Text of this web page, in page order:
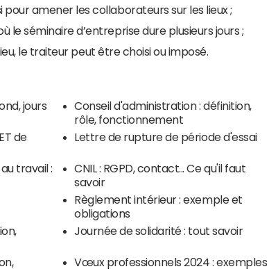
amener les collaborateurs sur les lieux ;
le séminaire d’entreprise dure plusieurs jours ;
le traiteur peut être choisi ou imposé.
jours
Conseil d'administration : définition,
rôle, fonctionnement
de
Lettre de rupture de période d'essai
travail :
CNIL : RGPD, contact... Ce qu'il faut
savoir
Règlement intérieur : exemple et
obligations
Journée de solidarité : tout savoir
Vœux professionnels 2024 : exemples